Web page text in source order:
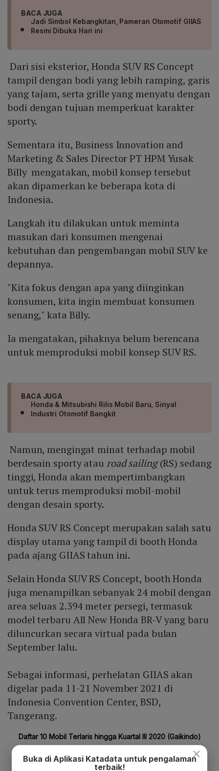
BACA JUGA
Jadi Simbol Kebangkitan, Pameran Otomotif GIIAS
Resmi Dibuka Hari ini
Dari sisi eksterior, Honda SUV RS Concept
tampil dengan bodi yang lebih ramping, garis
yang tajam, serta grille yang menyatu dengan
bodi dengan tujuan memperkuat karakter
sporty.
Sementara itu, Business Innovation and
Marketing & Sales Director PT HPM Yusak
Billy mengatakan, mobil konsep tersebut
akan dipamerkan ke beberapa kota di
Indonesia.
Langkah itu dilakukan untuk meminta
masukan dari konsumen mengenai
kebutuhan dan pengembangan mobil SUV ke
depannya.
"Kita fokus dengan apa yang diinginkan
konsumen, kita ingin membuat konsumen
senang," kata Billy.
Ia mengatakan, pihaknya belum berencana
untuk memproduksi mobil konsep SUV RS.
BACA JUGA
Honda & Mitsubishi Rilis Mobil Baru, Sinyal
Industri Otomotif Bangkit
Namun, mengingat minat terhadap mobil
berdesain sporty atau road sailing(RS) sedang
tinggi, Honda akan mempertimbangkan
untuk terus memproduksi mobil-mobil
dengan desain sporty.
Honda SUV RS Concept merupakan salah satu
display utama yang tampil di booth Honda
pada ajang GIIAS tahun ini.
Selain Honda SUV RS Concept, booth Honda
juga menampilkan sebanyak 24 mobil dengan
area seluas 2.394 meter persegi, termasuk
model terbaru All New Honda BR-V yang baru
diluncurkan secara virtual pada bulan
September lalu.
Sebagai informasi, perhelatan GIIAS akan
digelar pada 11-21 November 2021 di
Indonesia Convention Center, BSD,
Tangerang.
×
Buka di Aplikasi Katadata untuk pengalaman
terbaik!